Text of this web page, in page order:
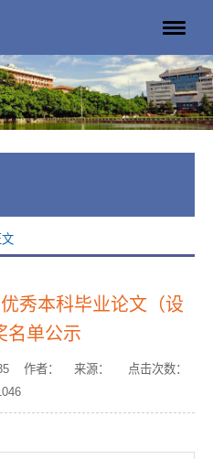
文
秀本科毕业论文（设
名单公示
作者： 来源： 点击次数：